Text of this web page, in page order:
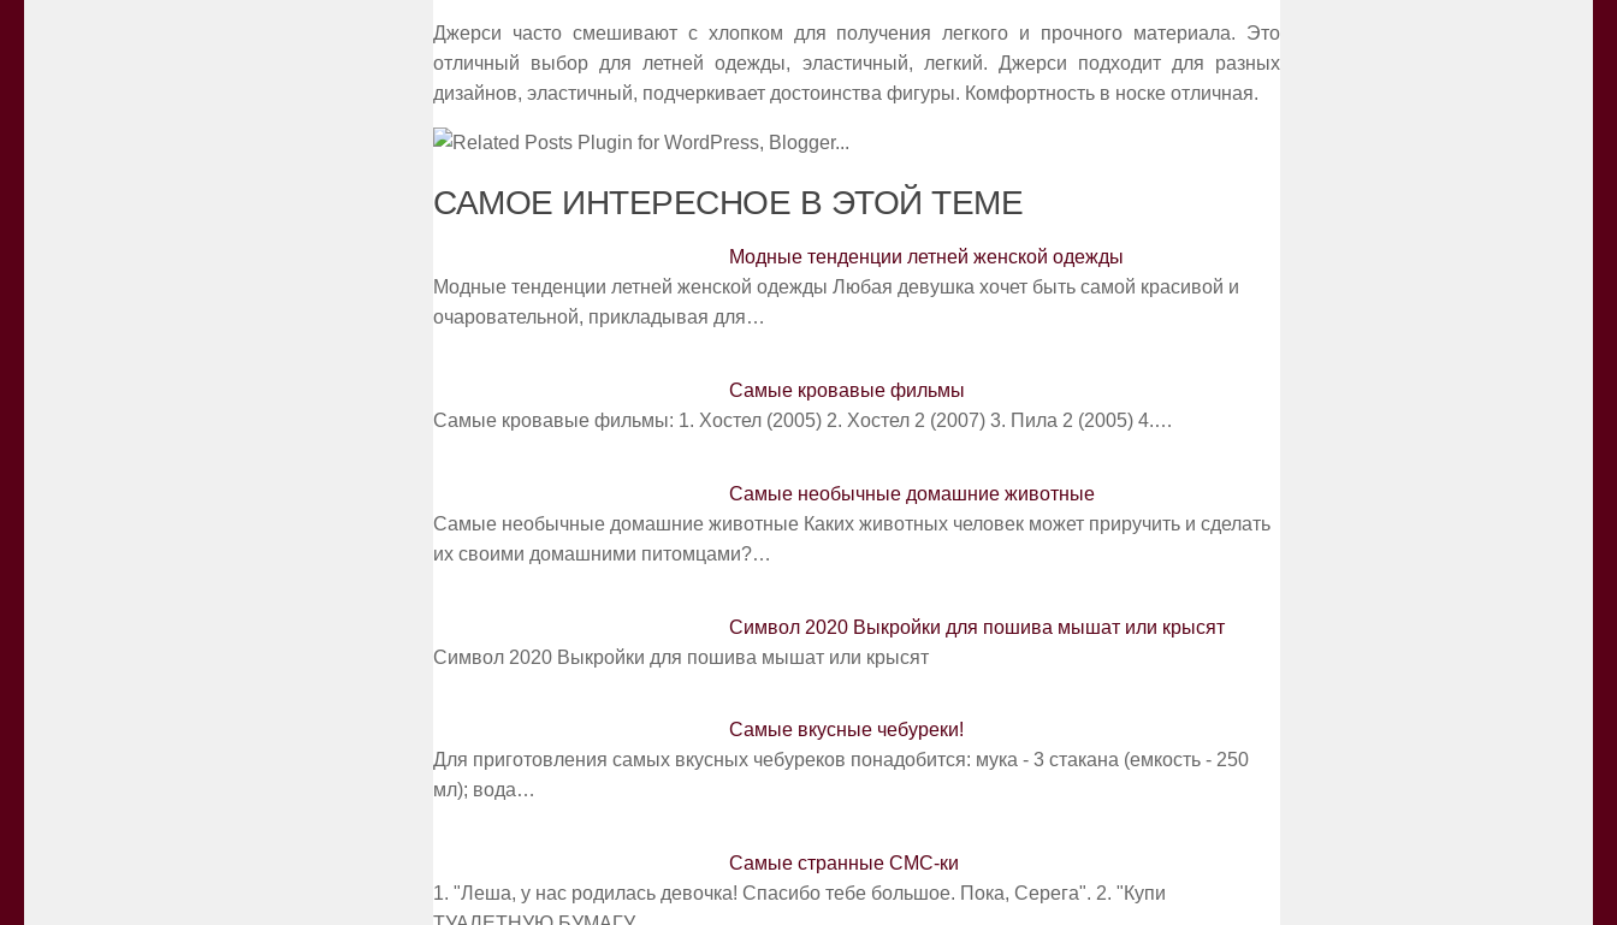
Джерси часто смешивают с хлопком для получения легкого и прочного материала. Это
отличный выбор для летней одежды, эластичный, легкий. Джерси подходит для разных
дизайнов, эластичный, подчеркивает достоинства фигуры. Комфортность в носке отличная.
САМОЕ ИНТЕРЕСНОЕ В ЭТОЙ ТЕМЕ
Модные тенденции летней женской одежды
Модные тенденции летней женской одежды Любая девушка хочет быть самой красивой и
очаровательной, прикладывая для…
Самые кровавые фильмы
Самые кровавые фильмы: 1. Хостел (2005) 2. Хостел 2 (2007) 3. Пила 2 (2005) 4.…
Самые необычные домашние животные
Самые необычные домашние животные Каких животных человек может приручить и сделать
их своими домашними питомцами?…
Символ 2020 Выкройки для пошива мышат или крысят
Символ 2020 Выкройки для пошива мышат или крысят
Самые вкусные чебуреки!
Для приготовления самых вкусных чебуреков понадобится: мука - 3 стакана (емкость - 250
мл); вода…
Самые странные СМС-ки
1. "Леша, у нас родилась девочка! Спасибо тебе большое. Пока, Серега". 2. "Купи